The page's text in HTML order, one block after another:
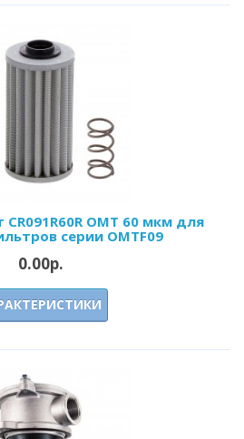
OMT 60 мкм для
серии OMTF09
0.00р.